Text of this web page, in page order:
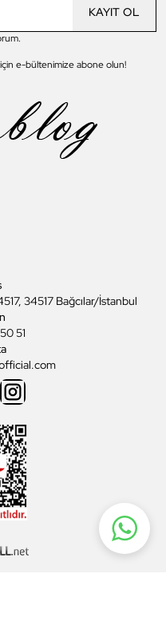
KAYIT OL
e-bültenimize abone olun!
34517 Bağcılar/İstanbul
51
Instagram